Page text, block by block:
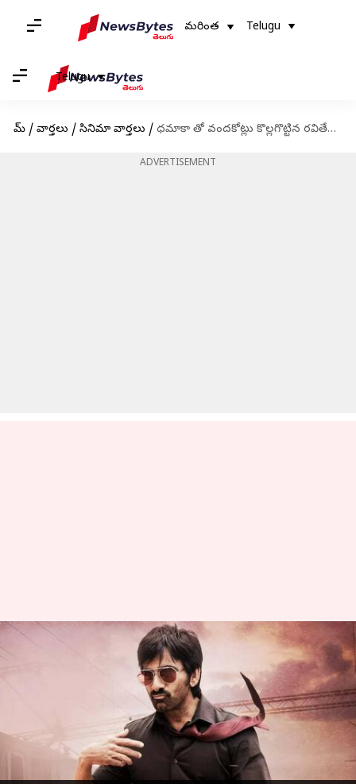
మరింత Telugu
Telugu
హోమ్ / వార్తలు / సినిమా వార్తలు / ధమాకా తో వందకోట్లు కొల్లగొట్టిన రవితేజ నెగెటివ్ రోల్స్ చేయబోతున్నాడా?
ADVERTISEMENT
ధమాకా తో వందకోట్లు కొల్లగొట్టిన
రవితేజ నెగెటివ్ రోల్స్
చేయబోతున్నాడా?
Jan 31, 2023 01:29 pm
ఈ వార్తాకథనం ఏంటి